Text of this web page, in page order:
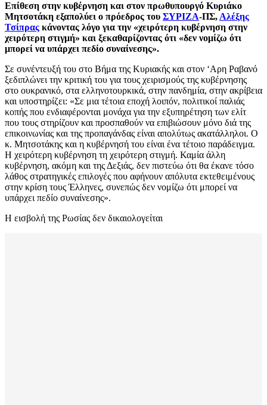
Επίθεση στην κυβέρνηση και στον πρωθυπουργό Κυριάκο
Μητσοτάκη εξαπολύει ο πρόεδρος του ΣΥΡΙΖΑ-ΠΣ, Αλέξης
Τσίπρας κάνοντας λόγο για την «χειρότερη κυβέρνηση στην
χειρότερη στιγμή» και ξεκαθαρίζοντας ότι «δεν νομίζω ότι
μπορεί να υπάρχει πεδίο συναίνεσης».
Σε συνέντευξή του στο Βήμα της Κυριακής και στον ‘Αρη Ραβανό
ξεδιπλώνει την κριτική του για τους χειρισμούς της κυβέρνησης
στο ουκρανικό, στα ελληνοτουρκικά, στην πανδημία, στην ακρίβεια
και υποστηρίζει: «Σε μια τέτοια εποχή λοιπόν, πολιτικοί παλιάς
κοπής που ενδιαφέρονται μονάχα για την εξυπηρέτηση των ελίτ
που τους στηρίζουν και προσπαθούν να επιβιώσουν μόνο διά της
επικοινωνίας και της προπαγάνδας είναι απολύτως ακατάλληλοι. Ο
κ. Μητσοτάκης και η κυβέρνησή του είναι ένα τέτοιο παράδειγμα.
Η χειρότερη κυβέρνηση τη χειρότερη στιγμή. Καμία άλλη
κυβέρνηση, ακόμη και της Δεξιάς, δεν πιστεύω ότι θα έκανε τόσο
λάθος στρατηγικές επιλογές που αφήνουν απόλυτα εκτεθειμένους
στην κρίση τους Έλληνες, συνεπώς δεν νομίζω ότι μπορεί να
υπάρχει πεδίο συναίνεσης».
Η εισβολή της Ρωσίας δεν δικαιολογείται